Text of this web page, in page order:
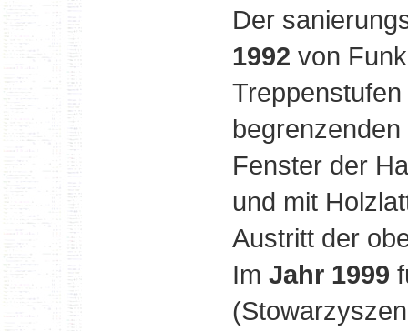
Der
1992 von
Fenster der
und mit
Austritt der
Im Jahr 1999